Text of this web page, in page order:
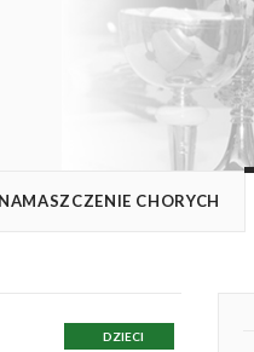
NAMASZCZENIE CHORYCH
DZIECI